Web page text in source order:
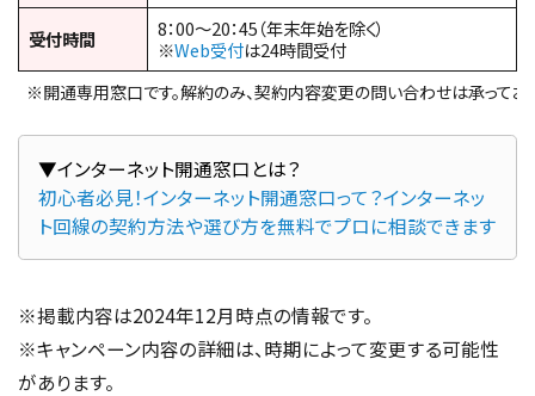
受付時間
8：00～20：45（年末年始を除く）
※Web受付は24時間受付
※開通専用窓口です。解約のみ、契約内容変更の問い合わせは承ってお
初心者必見！インターネット開通窓口って？インターネッ
ト回線の契約方法や選び方を無料でプロに相談できます
※掲載内容は2024年12月時点の情報です。
※キャンペーン内容の詳細は、時期によって変更する可能性
があります。